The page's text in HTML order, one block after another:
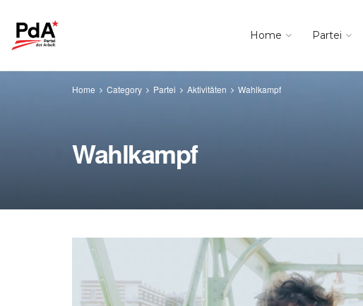
Home Partei
Home Category Partei Aktivitäten Wahlkampf
Wahlkampf